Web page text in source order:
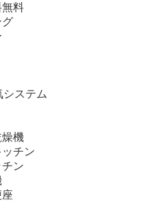
料
システム
機
チン
ン